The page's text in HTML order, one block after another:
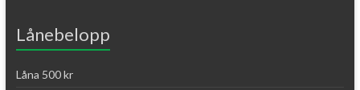
Lånebelopp
Låna 500 kr